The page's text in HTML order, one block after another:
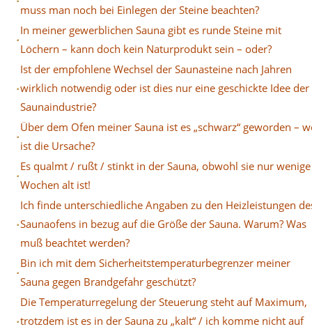
muss man noch bei Einlegen der Steine beachten?
In meiner gewerblichen Sauna gibt es runde Steine mit
Löchern – kann doch kein Naturprodukt sein – oder?
Ist der empfohlene Wechsel der Saunasteine nach Jahren
wirklich notwendig oder ist dies nur eine geschickte Idee der
Saunaindustrie?
Über dem Ofen meiner Sauna ist es „schwarz“ geworden –
ist die Ursache?
Es qualmt / rußt / stinkt in der Sauna, obwohl sie nur wenige
Wochen alt ist!
Ich finde unterschiedliche Angaben zu den Heizleistungen
Saunaofens in bezug auf die Größe der Sauna. Warum? Was
muß beachtet werden?
Bin ich mit dem Sicherheitstemperaturbegrenzer meiner
Sauna gegen Brandgefahr geschützt?
Die Temperaturregelung der Steuerung steht auf Maximum,
trotzdem ist es in der Sauna zu „kalt“ / ich komme nicht auf